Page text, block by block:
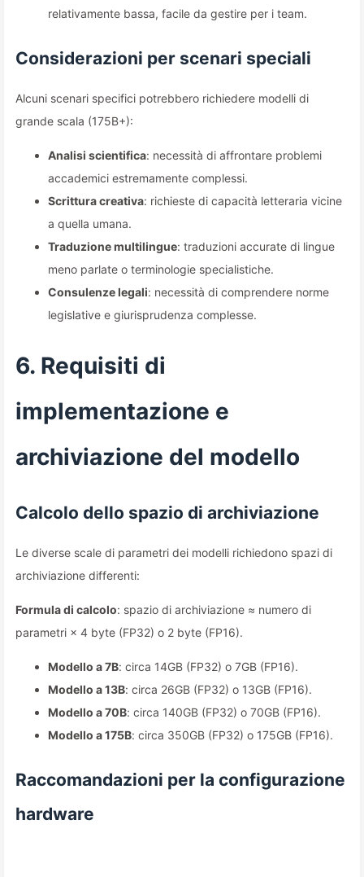
relativamente bassa, facile da gestire per i team.
Considerazioni per scenari speciali
Alcuni scenari specifici potrebbero richiedere modelli di
grande scala (175B+):
Analisi scientifica: necessità di affrontare problemi
accademici estremamente complessi.
Scrittura creativa: richieste di capacità letteraria vicine
a quella umana.
Traduzione multilingue: traduzioni accurate di lingue
meno parlate o terminologie specialistiche.
Consulenze legali: necessità di comprendere norme
legislative e giurisprudenza complesse.
6. Requisiti di
implementazione e
archiviazione del modello
Calcolo dello spazio di archiviazione
Le diverse scale di parametri dei modelli richiedono spazi di
archiviazione differenti:
Formula di calcolo: spazio di archiviazione ≈ numero di
parametri × 4 byte (FP32) o 2 byte (FP16).
Modello a 7B: circa 14GB (FP32) o 7GB (FP16).
Modello a 13B: circa 26GB (FP32) o 13GB (FP16).
Modello a 70B: circa 140GB (FP32) o 70GB (FP16).
Modello a 175B: circa 350GB (FP32) o 175GB (FP16).
Raccomandazioni per la configurazione
hardware